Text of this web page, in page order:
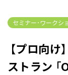
セミナー･ワークシ
【プロ向
ストラン「